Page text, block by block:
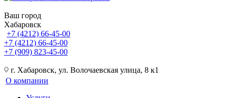
Ваш город
Хабаровск
+7 (4212) 66-45-00
+7 (4212) 66-45-00
+7 (909) 823-45-00
г. Хабаровск, ул. Волочаевская улица, 8 к1
О компании